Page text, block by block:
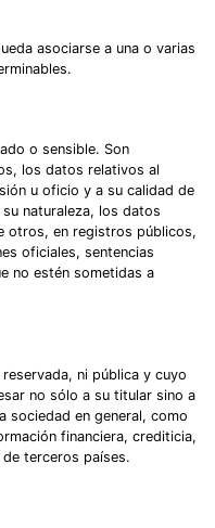
asociarse a una o varias
o sensible. Son
los datos relativos al
u oficio y a su calidad de
naturaleza, los datos
otros, en registros públicos,
oficiales, sentencias
no estén sometidas a
ni pública y cuyo
no sólo a su titular sino a
sociedad en general, como
financiera, crediticia,
terceros países.